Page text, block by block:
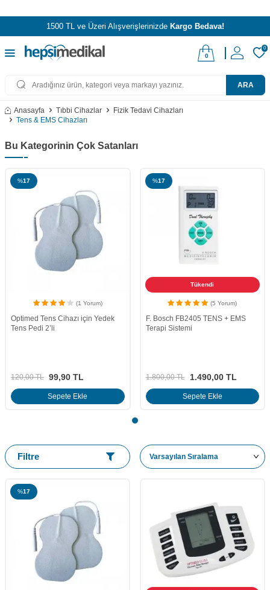
1500 TL ve Üzeri Alışverişlerinizde Kargo Bedava!
ARA
0
0
Anasayfa Tıbbi Cihazlar
Fizik Tedavi Cihazları
Tens & EMS Cihazları
Bu Kategorinin Çok Satanları
%17
(1 Yorum)
Optimed Tens Cihazı için Yedek
Tens Pedi 2’li
120,00TL 99,90 TL
Sepete Ekle
%17
Tükendi
(5 Yorum)
F. Bosch FB2405 TENS + EMS
Terapi Sistemi
1.800,00TL 1.490,00TL
Sepete Ekle
Filtre
%17